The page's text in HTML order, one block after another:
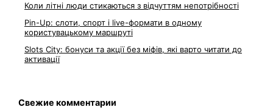
Коли літні люди стикаються з відчуттям непотрібності
Pin-Up: слоти, спорт і live-формати в одному
користувацькому маршруті
Slots City: бонуси та акції без міфів, які варто читати до
активації
Свежие комментарии